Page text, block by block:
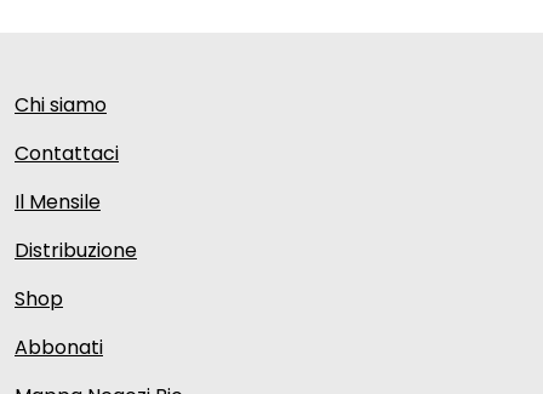
Chi siamo
Contattaci
Il Mensile
Distribuzione
Shop
Abbonati